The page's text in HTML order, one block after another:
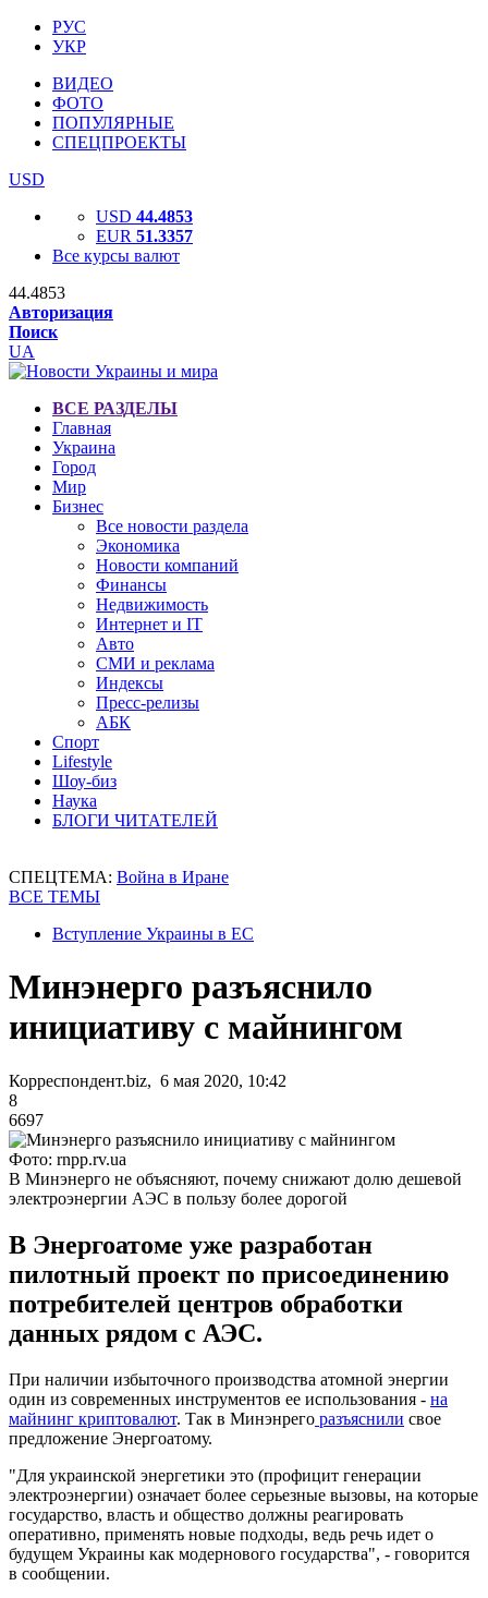
РУС
УКР
ВИДЕО
ФОТО
ПОПУЛЯРНЫЕ
СПЕЦПРОЕКТЫ
USD
USD 44.4853
EUR 51.3357
Все курсы валют
44.4853
Авторизация
Поиск
UA
ВСЕ РАЗДЕЛЫ
Главная
Украина
Город
Мир
Бизнес
Все новости раздела
Экономика
Новости компаний
Финансы
Недвижимость
Интернет и IT
Авто
СМИ и реклама
Индексы
Пресс-релизы
АБК
Спорт
Lifestyle
Шоу-биз
Наука
БЛОГИ ЧИТАТЕЛЕЙ
СПЕЦТЕМА: Война в Иране
ВСЕ ТЕМЫ
Вступление Украины в ЕС
Минэнерго разъяснило
инициативу с майнингом
Корреспондент.biz, 6 мая 2020, 10:42
8
6697
Фото: rnpp.rv.ua
В Минэнерго не объясняют, почему снижают долю дешевой
электроэнергии АЭС в пользу более дорогой
В Энергоатоме уже разработан
пилотный проект по присоединению
потребителей центров обработки
данных рядом с АЭС.
При наличии избыточного производства атомной энергии
один из современных инструментов ее использования - на
майнинг криптовалют. Так в Минэнрего разъяснили свое
предложение Энергоатому.
"Для украинской энергетики это (профицит генерации
электроэнергии) означает более серьезные вызовы, на которые
государство, власть и общество должны реагировать
оперативно, применять новые подходы, ведь речь идет о
будущем Украины как модернового государства", - говорится
в сообщении.